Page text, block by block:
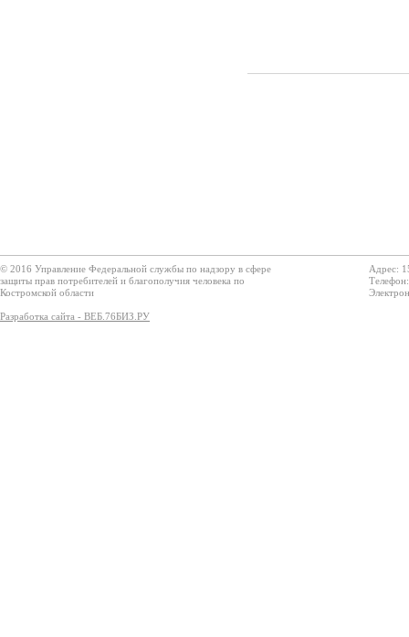
© 2016 Управление Федеральной службы по надзору в сфере
защиты прав потребителей и благополучия человека по
Костромской области
Разработка сайта - ВЕБ.76БИЗ.РУ
Адрес: